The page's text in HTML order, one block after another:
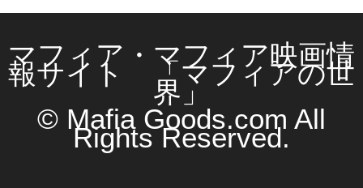
マフィア・マフィア映画情
報サイト 「マフィアの世
界」
© Mafia Goods.com All
Rights Reserved.